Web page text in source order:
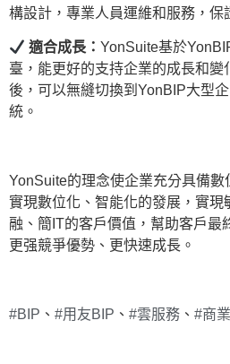
構設計，專業人員運維和服務，保
適合成長：YonSuite基於
臺，能更好的支持企業的成長和變
後，可以無縫切換到YonBIP大型
統。
YonSuite的理念使企業充分具備數
實現數位化、智能化的發展，實現
融、簡IT的客戶價值，幫助客戶最
更强競爭優勢、更快速成長。
#BIP 、 #用友BIP 、 #雲服務 、 #商